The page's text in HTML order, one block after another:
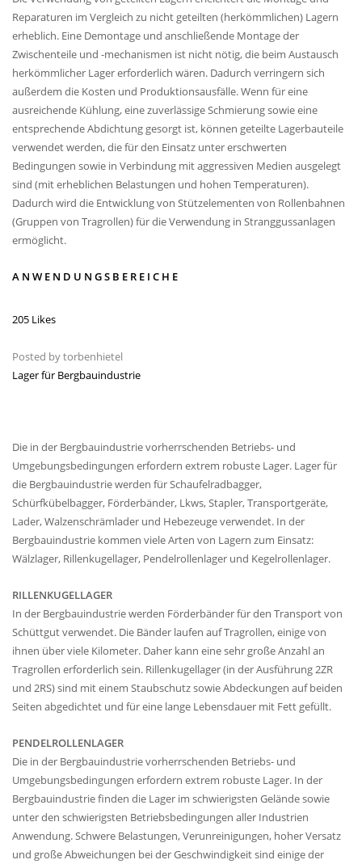
Reparaturen im Vergleich zu nicht geteilten (herkömmlichen) Lagern
erheblich. Eine Demontage und anschließende Montage der
Zwischenteile und -mechanismen ist nicht nötig, die beim Austausch
herkömmlicher Lager erforderlich wären. Dadurch verringern sich
außerdem die Kosten und Produktionsausfälle. Wenn für eine
ausreichende Kühlung, eine zuverlässige Schmierung sowie eine
entsprechende Abdichtung gesorgt ist, können geteilte Lagerbauteile
verwendet werden, die für den Einsatz unter erschwerten
Bedingungen sowie in Verbindung mit aggressiven Medien ausgelegt
sind (mit erheblichen Belastungen und hohen Temperaturen).
Dadurch wird die Entwicklung von Stützelementen von Rollenbahnen
(Gruppen von Tragrollen) für die Verwendung in Stranggussanlagen
ermöglicht.
ANWENDUNGSBEREICHE
205 Likes
Posted bytorbenhietel
Lager für Bergbauindustrie
Die in der Bergbauindustrie vorherrschenden Betriebs- und
Umgebungsbedingungen erfordern extrem robuste Lager. Lager für
die Bergbauindustrie werden für Schaufelradbagger,
Schürfkübelbagger, Förderbänder, Lkws, Stapler, Transportgeräte,
Lader, Walzenschrämlader und Hebezeuge verwendet. In der
Bergbauindustrie kommen viele Arten von Lagern zum Einsatz:
Wälzlager, Rillenkugellager, Pendelrollenlager und Kegelrollenlager.
RILLENKUGELLAGER
In der Bergbauindustrie werden Förderbänder für den Transport von
Schüttgut verwendet. Die Bänder laufen auf Tragrollen, einige von
ihnen über viele Kilometer. Daher kann eine sehr große Anzahl an
Tragrollen erforderlich sein. Rillenkugellager (in der Ausführung 2ZR
und 2RS) sind mit einem Staubschutz sowie Abdeckungen auf beiden
Seiten abgedichtet und für eine lange Lebensdauer mit Fett gefüllt.
PENDELROLLENLAGER
Die in der Bergbauindustrie vorherrschenden Betriebs- und
Umgebungsbedingungen erfordern extrem robuste Lager. In der
Bergbauindustrie finden die Lager im schwierigsten Gelände sowie
unter den schwierigsten Betriebsbedingungen aller Industrien
Anwendung. Schwere Belastungen, Verunreinigungen, hoher Versatz
und große Abweichungen bei der Geschwindigkeit sind einige der